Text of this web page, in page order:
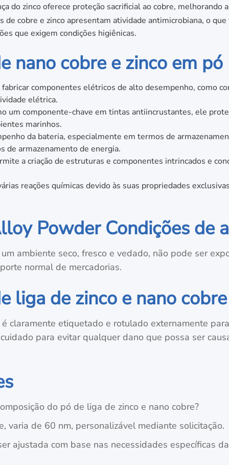
do zinco oferece proteção sacrificial ao cobre, melhorando
de cobre e zinco apresentam atividade antimicrobiana, o
que exigem condições higiênicas.
nano cobre e zinco em pó
componentes elétricos de alto desempenho, como
elétrica.
um componente-chave em tintas antiincrustantes, ele
marinhos.
da bateria, especialmente em termos de
de armazenamento de energia.
a criação de estruturas e componentes intrincados e
reações químicas devido às suas propriedades
Powder Condições de
ambiente seco, fresco e vedado, não pode ser
normal de mercadorias.
liga de zinco e nano cobre
é claramente etiquetado e rotulado externamente
para evitar qualquer dano que possa ser
do pó de liga de zinco e nano cobre?
varia de 60 nm, personalizável mediante solicitação.
ajustada com base nas necessidades específicas